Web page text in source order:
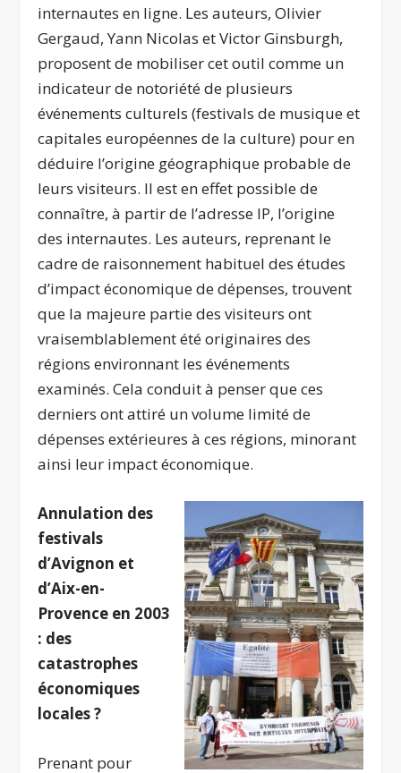
internautes en ligne. Les auteurs, Olivier
Gergaud, Yann Nicolas et Victor Ginsburgh,
proposent de mobiliser cet outil comme un
indicateur de notoriété de plusieurs
événements culturels (festivals de musique et
capitales européennes de la culture) pour en
déduire l’origine géographique probable de
leurs visiteurs. Il est en effet possible de
connaître, à partir de l’adresse IP, l’origine
des internautes. Les auteurs, reprenant le
cadre de raisonnement habituel des études
d’impact économique de dépenses, trouvent
que la majeure partie des visiteurs ont
vraisemblablement été originaires des
régions environnant les événements
examinés. Cela conduit à penser que ces
derniers ont attiré un volume limité de
dépenses extérieures à ces régions, minorant
ainsi leur impact économique.
Annulation des
festivals
d’Avignon et
d’Aix-en-
Provence en 2003
: des
catastrophes
économiques
locales ?
Prenant pour